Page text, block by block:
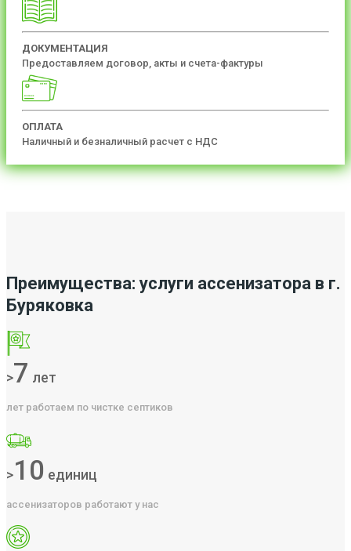
ДОКУМЕНТАЦИЯ
Предоставляем договор, акты и счета-фактуры
ОПЛАТА
Наличный и безналичный расчет с НДС
Преимущества: услуги ассенизатора в г.
Буряковка
>7 лет
лет работаем по чистке септиков
>10 единиц
ассенизаторов работают у нас